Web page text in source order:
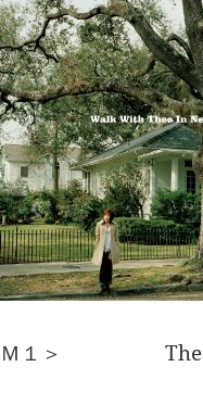
Ｍ１＞ The